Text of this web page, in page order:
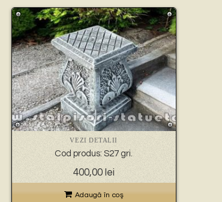
VEZI DETALII
Cod produs: S27 gri.
400,00 lei
Adaugă în coş